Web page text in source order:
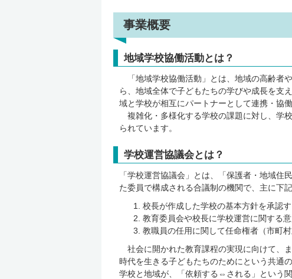
事業概要
地域学校協働活動とは？
「地域学校協働活動」とは、地域の高齢者
ら、地域全体で子どもたちの学びや成長を支
域と学校が相互にパートナーとして連携・協
複雑化・多様化する学校の課題に対し、学
られています。
学校運営協議会とは？
「学校運営協議会」とは、「保護者・地域
た委員で構成される合議制の機関で、主に下
校長が作成した学校の基本方針を承認す
教育委員会や校長に学校運営に関する
教職員の任用に関して任命権者（市町
社会に開かれた教育課程の実現に向けて、
時代を生きる子どもたちのためにという共通
学校と地域が、「依頼する⇔される」という